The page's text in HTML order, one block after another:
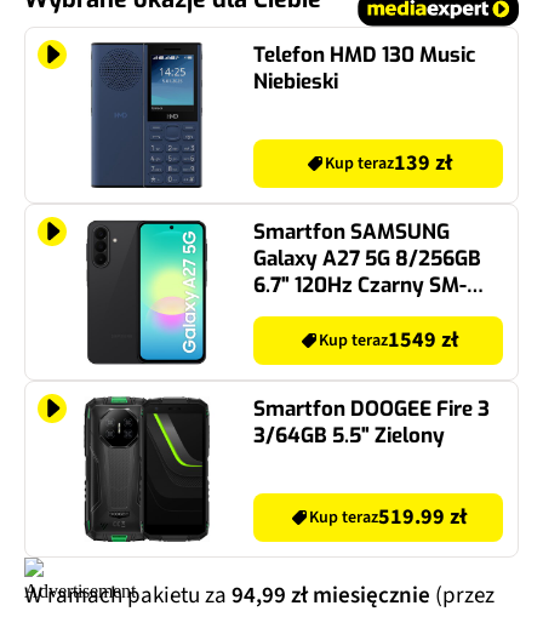
Telefon HMD 130 Music
Niebieski
Kup teraz139 zł
Smartfon SAMSUNG
Galaxy A27 5G 8/256GB
6.7" 120Hz Czarny SM-
A276
Kup teraz1549 zł
Smartfon DOOGEE Fire 3
3/64GB 5.5" Zielony
Kup teraz519.99 zł
W ramach pakietu za94,99 zł miesięcznie (przez